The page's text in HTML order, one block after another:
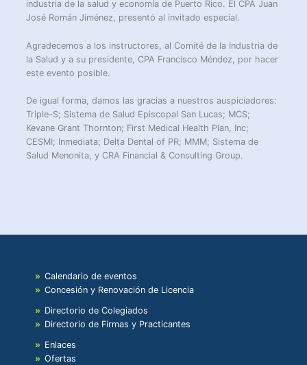
industria de la salud y economía de Puerto Rico. El CPA Juan
José Román Jiménez, presentó al invitado especial.
Agradecemos a los instructores, al Comité de la Industria de
la Salud y a su presidente, CPA Francisco Méndez, por hacer
este evento posible.
De igual forma, damos las gracias a nuestros auspiciadores:
Triple-S; Sistema de Salud Episcopal San Lucas; MCS;
Kevane Grant Thornton; First Medical Health Plan, Inc;
CESMI; Inmediata; Delta Dental of PR; MMM; Sistema de
Salud Menonita, y CRA Financial & Consulting Group.
Calendario de eventos
Concesión y Renovación de Licencia
Directorio de Colegiados
Directorio de Firmas y Practicantes
Enlaces
Ofertas